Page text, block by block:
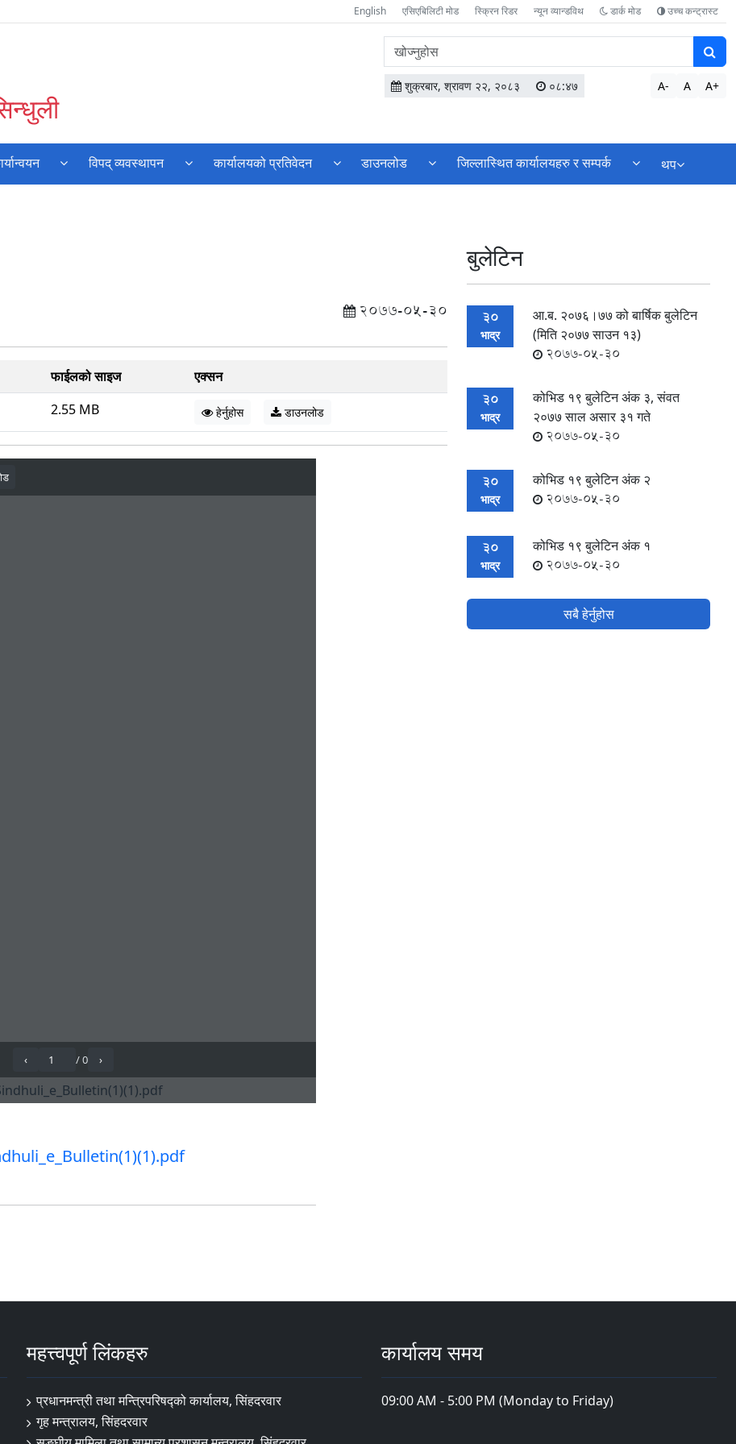
English एसिएबिलिटी मोड स्क्रिन रिडर न्यून व्यान्डविथ डार्क मोड उच्च कन्ट्रास्ट
वेबसाइटमा
सामग्री
खोज्नुहोस
शुक्रबार, श्रावण २२, २०८३ ०८:४७ A- A A+
विपद् व्यवस्थापन कार्यालयको प्रतिवेदन डाउनलोड जिल्लास्थित कार्यालयहरु र सम्पर्क थप
2077-05-30
फाईलको साइज
एक्सन
2.55 MB हेर्नुहोस डाउनलोड
बुलेटिन
30
भाद्र
आ.ब. २०७६।७७ को बार्षिक बुलेटिन
(मिति २०७७ साउन १३)
2077-05-30
30
भाद्र
कोभिड १९ बुलेटिन अंक ३, संवत
२०७७ साल असार ३१ गते
2077-05-30
30
भाद्र
कोभिड १९ बुलेटिन अंक २
2077-05-30
30
भाद्र
कोभिड १९ बुलेटिन अंक १
2077-05-30
सबै हेर्नुहोस
महत्त्वपूर्ण लिंकहरु
प्रधानमन्त्री तथा मन्त्रिपरिषद्को कार्यालय, सिंहदरवार
गृह मन्त्रालय, सिंहदरवार
कार्यालय समय
09:00 AM - 5:00 PM (Monday to Friday)